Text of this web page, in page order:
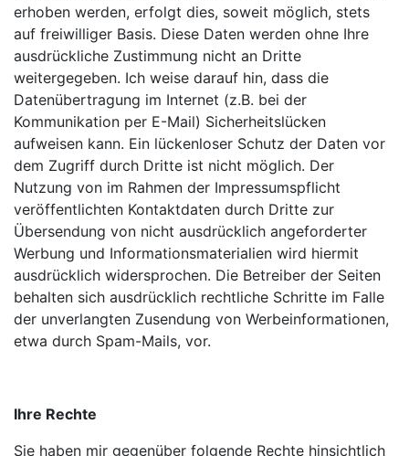
erhoben werden, erfolgt dies, soweit möglich, stets
auf freiwilliger Basis. Diese Daten werden ohne Ihre
ausdrückliche Zustimmung nicht an Dritte
weitergegeben. Ich weise darauf hin, dass die
Datenübertragung im Internet (z.B. bei der
Kommunikation per E-Mail) Sicherheitslücken
aufweisen kann. Ein lückenloser Schutz der Daten vor
dem Zugriff durch Dritte ist nicht möglich. Der
Nutzung von im Rahmen der Impressumspflicht
veröffentlichten Kontaktdaten durch Dritte zur
Übersendung von nicht ausdrücklich angeforderter
Werbung und Informationsmaterialien wird hiermit
ausdrücklich widersprochen. Die Betreiber der Seiten
behalten sich ausdrücklich rechtliche Schritte im Falle
der unverlangten Zusendung von Werbeinformationen,
etwa durch Spam-Mails, vor.
Ihre Rechte
Sie haben mir gegenüber folgende Rechte hinsichtlich